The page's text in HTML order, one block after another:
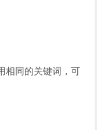
相同的关键词，可